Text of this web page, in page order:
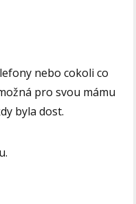
nebo cokoli co
pro svou mámu
byla dost.